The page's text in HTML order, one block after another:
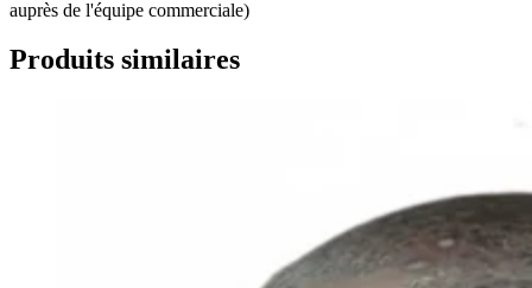
auprès de l'équipe commerciale)
Produits similaires